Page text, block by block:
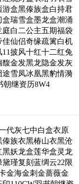
盒黑傣族盒白持君
瑞雪盒墨龙盒潮涌
白二公主五期福袋
仙侣奇缘疏篱白机
披风十红十二红兔
金发黑龙隐金发灰
雪凤冰凰黑豹情漪
朝继资历8W4
代灰七中白盒衣原
族衣黑椿山衣黑沧
妖龙盒莲华盒灵龙
瑾复刻蓝绸云22限
金海金刺金蔷薇金